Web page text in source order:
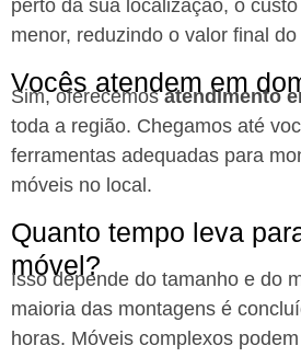
perto da sua localização, o
menor, reduzindo o valor final
Vocês atendem em
Sim, oferecemosatendimento
toda a região. Chegamos até
ferramentas adequadas para
móveis no local.
Quanto tempo leva
móvel?
Isso depende do tamanho e do
maioria das montagens é
horas. Móveis complexos